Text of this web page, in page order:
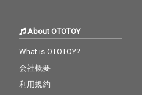
About OTOTOY
What is OTOTOY?
会社概要
利用規約